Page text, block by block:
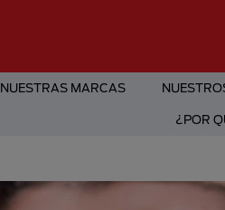
NUESTRAS MARCAS
¿POR